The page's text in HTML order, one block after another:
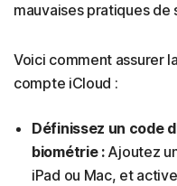
mauvaises pratiques de
Voici comment assurer
compte iCloud :
Définissez un code
biométrie :Ajoutez
iPad ou Mac, et